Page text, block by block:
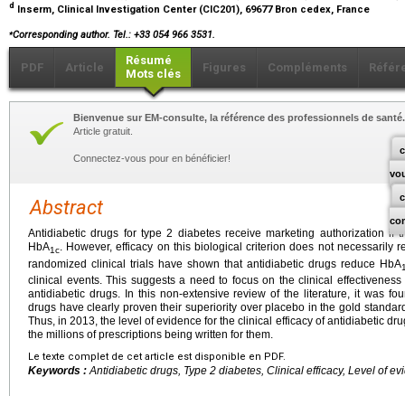
d Inserm, Clinical Investigation Center (CIC201), 69677 Bron cedex, France
⁎Corresponding author. Tel.: +33 054 966 3531.
PDF Article
Résumé
Mots clés
Figures Compléments
Bienvenue sur EM-consulte, la référence des professionnels de santé.
Article gratuit.
Connectez-vous pour en bénéficier!
Abstract
Antidiabetic drugs for type 2 diabetes receive marketing authorization if
HbA1c. However, efficacy on this biological criterion does not necessarily
randomized clinical trials have shown that antidiabetic drugs reduce HbA
clinical events. This suggests a need to focus on the clinical
antidiabetic drugs. In this non-extensive review of the literature, it was
drugs have clearly proven their superiority over placebo in the gold
Thus, in 2013, the level of evidence for the clinical efficacy of antidiabetic
the millions of prescriptions being written for them.
Le texte complet de cet article est disponible en PDF.
Keywords :Antidiabetic drugs, Type 2 diabetes, Clinical efficacy, Level of